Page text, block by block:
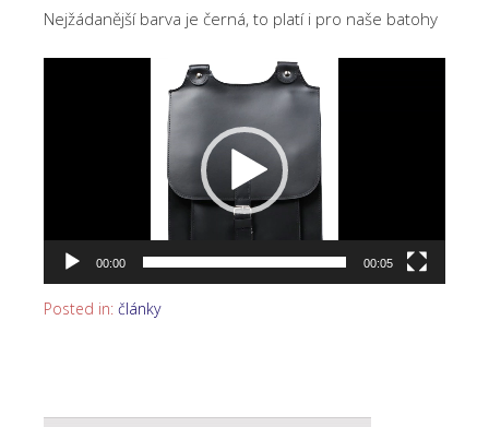
Nejžádanější barva je černá, to platí i pro naše batohy
00:00 00:05
Posted in: články